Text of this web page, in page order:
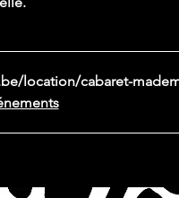
location/cabaret-